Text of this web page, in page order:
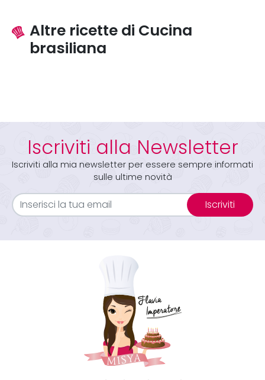
Altre ricette di Cucina
brasiliana
Iscriviti alla Newsletter
Iscriviti alla mia newsletter per essere sempre informati
sulle ultime novità
Iscriviti